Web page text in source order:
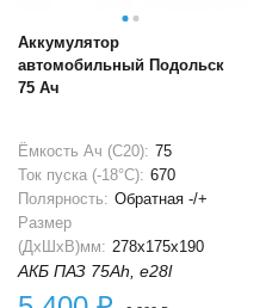
Аккумулятор
автомобильный Подольск
75 Ач
Ёмкость Ач (С20): 75
Ток пуска (-18°С): 670
Полярность: Обратная -/+
Размер
(ДхШхВ)мм: 278x175x190
АКБ ПАЗ 75Ah, e28l